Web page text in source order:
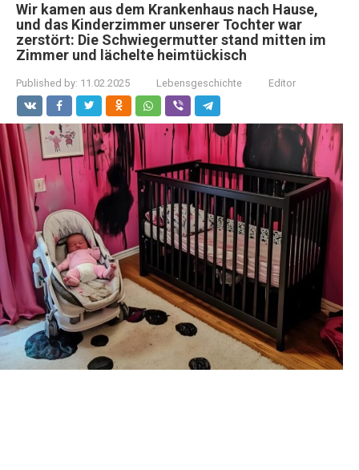
Wir kamen aus dem Krankenhaus nach Hause,
und das Kinderzimmer unserer Tochter war
zerstört: Die Schwiegermutter stand mitten im
Zimmer und lächelte heimtückisch
Published by: 11.02.2025 Lebensgeschichte Editor